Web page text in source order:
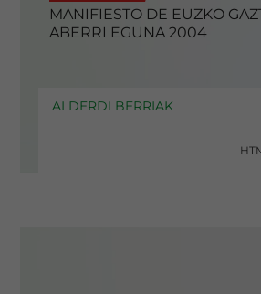
MANIFIESTO DE EUZKO
ABERRI EGUNA 2004
ALDERDI BERRIAK